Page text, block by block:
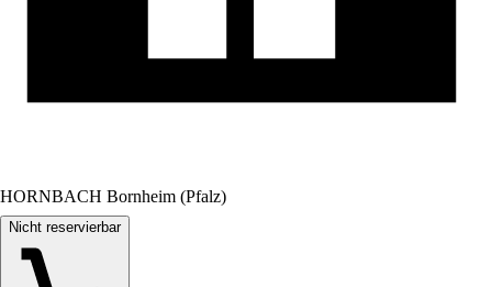
HORNBACH Bornheim (Pfalz)
Nicht reservierbar